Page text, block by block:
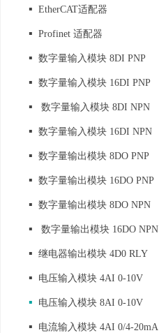
▪ EtherCAT适配器
▪ Profinet 适配器
▪ 数字量输入模块 8DI PNP
▪ 数字量输入模块 16DI PNP
▪ 数字量输入模块 8DI NPN
▪ 数字量输入模块 16DI NPN
▪ 数字量输出模块 8DO PNP
▪ 数字量输出模块 16DO PNP
▪ 数字量输出模块 8DO NPN
▪ 数字量输出模块 16DO NPN
▪ 继电器输出模块 4D0 RLY
▪ 电压输入模块 4AI 0-10V
▪ 电压输入模块 8AI 0-10V
▪ 电流输入模块 4AI 0/4-20mA